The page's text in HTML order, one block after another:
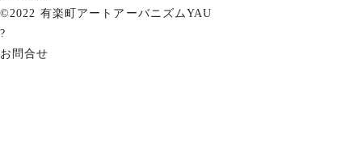
©2022 有楽町アートアーバニズムYAU
?
お問合せ